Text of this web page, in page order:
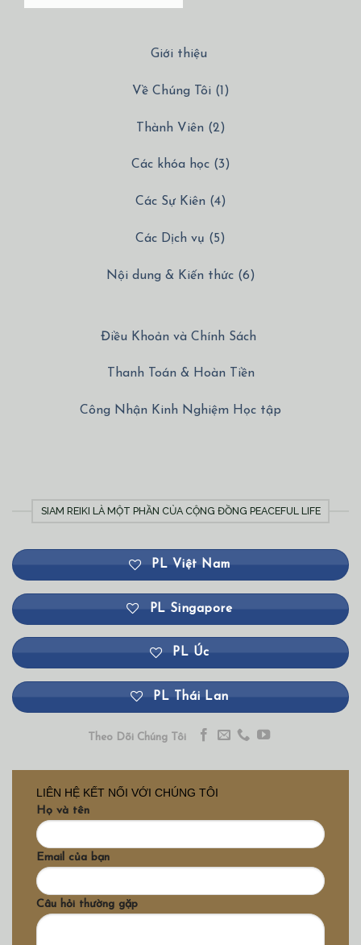
Giới thiệu
Về Chúng Tôi (1)
Thành Viên (2)
Các khóa học (3)
Các Sự Kiên (4)
Các Dịch vụ (5)
Nội dung & Kiến thức (6)
Điều Khoản và Chính Sách
Thanh Toán & Hoàn Tiền
Công Nhận Kinh Nghiệm Học tập
SIAM REIKI LÀ MỘT PHẦN CỦA CỘNG ĐỒNG PEACEFUL LIFE
PL Việt Nam
PL Singapore
PL Úc
PL Thái Lan
Theo Dõi Chúng Tôi
LIÊN HỆ KẾT NỐI VỚI CHÚNG TÔI
Họ và tên
Email của bạn
Câu hỏi thường gặp